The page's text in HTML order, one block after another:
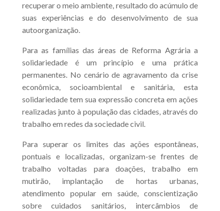
recuperar o meio ambiente, resultado do acúmulo de
suas experiências e do desenvolvimento de sua
autoorganização.
Para as famílias das áreas de Reforma Agrária a
solidariedade é um princípio e uma prática
permanentes. No cenário de agravamento da crise
econômica, socioambiental e sanitária, esta
solidariedade tem sua expressão concreta em ações
realizadas junto à população das cidades, através do
trabalho em redes da sociedade civil.
Para superar os limites das ações espontâneas,
pontuais e localizadas, organizam-se frentes de
trabalho voltadas para doações, trabalho em
mutirão, implantação de hortas urbanas,
atendimento popular em saúde, conscientização
sobre cuidados sanitários, intercâmbios de